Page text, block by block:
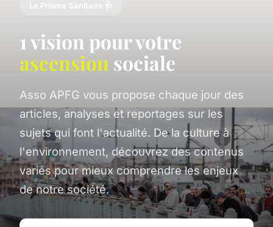
Le Prisme Sanitaire 🩺
1 vision pour votre
ascension sociale
Asso APFG vous propose chaque jour des
articles, analyses et reportages sur les
sujets qui font l'actualité. De la culture à
l'environnement, découvrez des contenus
variés pour mieux comprendre les enjeux
de notre société.